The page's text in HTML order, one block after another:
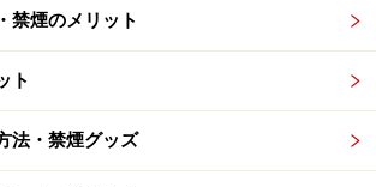
を馳せてみましょう。タバコが吸えな
、と後ろを振り返りながら進むのでは
らない明るい世界が先にあることを考
禁煙のメリット
ト
法・禁煙グッズ